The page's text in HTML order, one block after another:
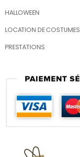
HALLOWEEN
LOCATION DE COSTUMES
PRESTATIONS